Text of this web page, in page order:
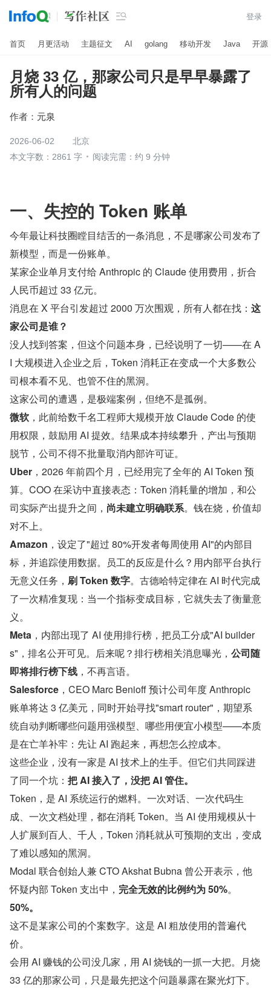
 登录
首页 月更活动 主题征文 AI golang 移动开发 Java 开源
月烧 33 亿，那家公司只是早早暴露了
所有人的问题
作者： 元泉
2026-06-02
北京
本文字数：2861 字
阅读完需：约 9 分钟
一、失控的 Token 账单
今年最让科技圈瞠目结舌的一条消息，不是哪家公司发布了
新模型，而是一份账单。
某家企业单月支付给 Anthropic 的 Claude 使用费用，折合
人民币超过 33 亿元。
消息在 X 平台引发超过 2000 万次围观，所有人都在找： 这
家公司是谁？
没人找到答案，但这个问题本身，已经说明了一切——在 A
I 大规模进入企业之后，Token 消耗正在变成一个大多数公
司根本看不见、也管不住的黑洞。
这家公司的遭遇，是极端案例，但绝不是孤例。
微软 ，此前给数千名工程师大规模开放 Claude Code 的使
用权限，鼓励用 AI 提效。结果成本持续攀升，产出与预期
脱节，公司不得不批量取消内部许可证。
Uber ，2026 年前四个月，已经用完了全年的 AI Token 预
算。COO 在采访中直接表态：Token 消耗量的增加，和公
司实际产出提升之间， 尚未建立明确联系。钱在烧，价值却
对不上。
Amazon ，设定了"超过 80%开发者每周使用 AI"的内部目
标，并追踪使用数据。员工的反应是什么？用内部平台执行
无意义任务， 刷 Token 数字。古德哈特定律在 AI 时代完成
了一次精准复现：当一个指标变成目标，它就失去了衡量意
义。
Meta ，内部出现了 AI 使用排行榜，把员工分成"AI builder
s"，排名公开可见。后来呢？排行榜相关消息曝光， 公司随
即将排行榜下线 ，不再言语。
Salesforce ，CEO Marc Benioff 预计公司年度 Anthropic
账单将达 3 亿美元，同时开始寻找"smart router"，期望系
统自动判断哪些问题用强模型、哪些用便宜小模型——本质
是在亡羊补牢：先让 AI 跑起来，再想怎么控成本。
这些企业，没有一家是 AI 技术上的生手。但它们共同踩进
了同一个坑： 把 AI 接入了，没把 AI 管住。
Token，是 AI 系统运行的燃料。一次对话、一次代码生
成、一次文档处理，都在消耗 Token。当 AI 使用规模从十
人扩展到百人、千人，Token 消耗就从可预期的支出，变成
了难以感知的黑洞。
Modal 联合创始人兼 CTO Akshat Bubna 曾公开表示，他
怀疑内部 Token 支出中， 完全无效的比例约为 50%。
50%。
这不是某家公司的个案数字。这是 AI 粗放使用的普遍代
价。
会用 AI 赚钱的公司没几家，用 AI 烧钱的一抓一大把。月烧
33 亿的那家公司，只是最先把这个问题暴露在聚光灯下。